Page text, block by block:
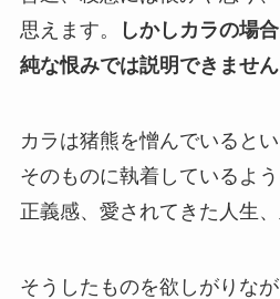
思えます。
しかしカラの場
純な恨みでは説明できません
カラは猪熊を憎んでいると
そのものに執着しているよ
正義感、愛されてきた人生、
そうしたものを欲しがりな